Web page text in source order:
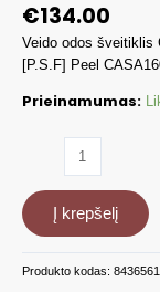
€134.00
Veido odos šveitiklis
[P.S.F] Peel
Prieinamumas:
Rūgštis
Dermapeel
procedūrai
žingsnis
Į krepšelį
Produkto kodas: